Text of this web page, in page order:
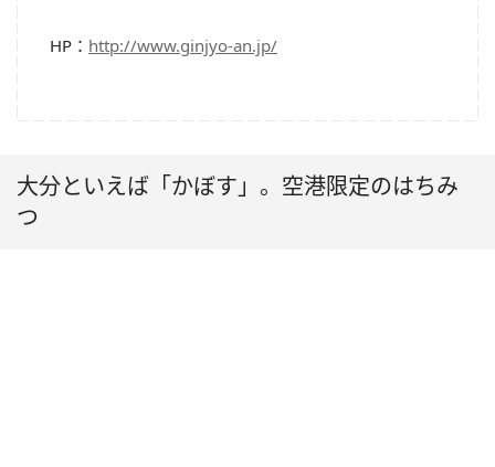
HP： http://www.ginjyo-an.jp/
大分といえば「かぼす」。空港限定のはちみ
つ